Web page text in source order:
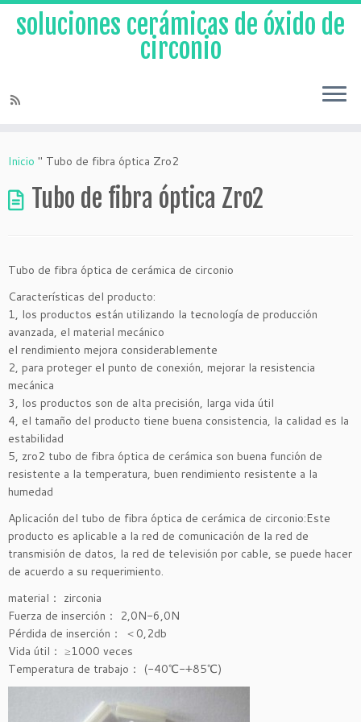
soluciones cerámicas de óxido de
circonio
Inicio " Tubo de fibra óptica Zro2
Tubo de fibra óptica Zro2
Tubo de fibra óptica de cerámica de circonio
Características del producto:
1, los productos están utilizando la tecnología de producción
avanzada, el material mecánico
el rendimiento mejora considerablemente
2, para proteger el punto de conexión, mejorar la resistencia
mecánica
3, los productos son de alta precisión, larga vida útil
4, el tamaño del producto tiene buena consistencia, la calidad es la
estabilidad
5, zro2 tubo de fibra óptica de cerámica son buena función de
resistente a la temperatura, buen rendimiento resistente a la
humedad
Aplicación del tubo de fibra óptica de cerámica de circonio:Este
producto es aplicable a la red de comunicación de la red de
transmisión de datos, la red de televisión por cable, se puede hacer
de acuerdo a su requerimiento.
material： zirconia
Fuerza de inserción： 2,0N-6,0N
Pérdida de inserción： ＜0,2db
Vida útil： ≥1000 veces
Temperatura de trabajo： (-40℃-+85℃)